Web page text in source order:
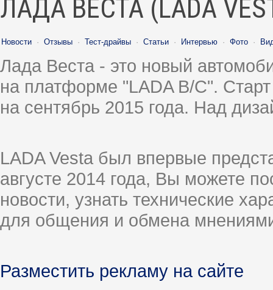
ЛАДА ВЕСТА (LADA
Новости · Отзывы · Тест-драйвы · Статьи · Интервью · Фото ·
Лада Веста - это новый
на платформе "LADA B/C".
на сентябрь 2015 года. Над
LADA Vesta был впервые
августе 2014 года, Вы можете
новости, узнать технические
для общения и обмена
Разместить рекламу на сайте